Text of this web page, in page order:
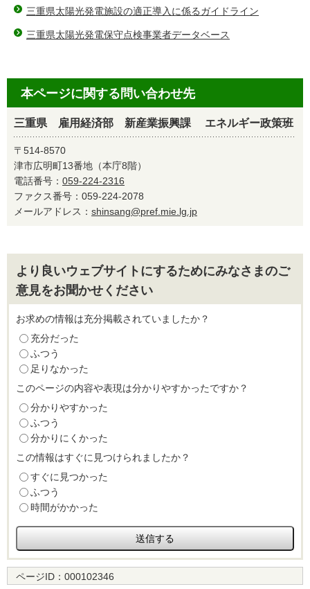
三重県太陽光発電施設の適正導入に係るガイドライン
三重県太陽光発電保守点検事業者データベース
本ページに関する問い合わせ先
三重県 雇用経済部 新産業振興課 エネルギー政策班
〒514-8570
津市広明町13番地（本庁8階）
電話番号： 059-224-2316
ファクス番号：059-224-2078
メールアドレス： shinsang@pref.mie.lg.jp
より良いウェブサイトにするためにみなさまのご
意見をお聞かせください
お求めの情報は充分掲載されていましたか？
充分だった
ふつう
足りなかった
このページの内容や表現は分かりやすかったですか？
分かりやすかった
ふつう
分かりにくかった
この情報はすぐに見つけられましたか？
すぐに見つかった
ふつう
時間がかかった
ページID： 000102346